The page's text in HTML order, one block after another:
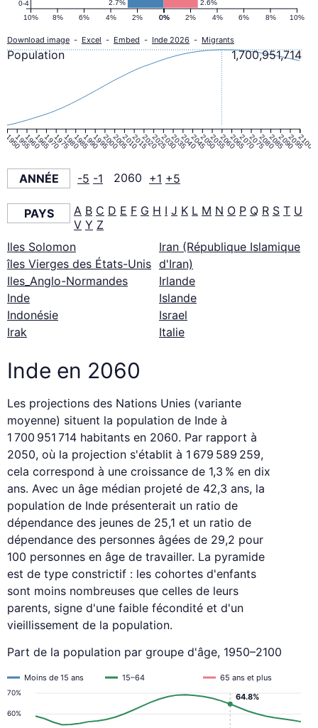
2.6%
2.7%
0% 2% 4% 6% 8% 10%
10% 8% 6% 4% 2% 0%
0-4
Download image - Excel - Embed - Inde 2026 - Migrants
1950195519601965197019751980198519901995200020052010201520202025203020352040204520502055206020652070207520802085209020952100
1,700,951,714
Population
ANNÉE -5 -1 2060 +1 +5
PAYS A B C D E F G H I J K L M N O P Q R S T U
V Y Z
Iles Solomon
îles Vierges des États-Unis
Iles_Anglo-Normandes
Inde
Indonésie
Irak
Iran (République Islamique
d'Iran)
Irlande
Islande
Israel
Italie
Inde en 2060
Les projections des Nations Unies (variante
moyenne) situent la population de Inde à
1 700 951 714 habitants en 2060. Par rapport à
2050, où la projection s'établit à 1 679 589 259,
cela correspond à une croissance de 1,3 % en dix
ans. Avec un âge médian projeté de 42,3 ans, la
population de Inde présenterait un ratio de
dépendance des jeunes de 25,1 et un ratio de
dépendance des personnes âgées de 29,2 pour
100 personnes en âge de travailler. La pyramide
est de type constrictif : les cohortes d'enfants
sont moins nombreuses que celles de leurs
parents, signe d'une faible fécondité et d'un
vieillissement de la population.
Part de la population par groupe d'âge, 1950–2100
60%
70%
Moins de 15 ans 15–64 65 ans et plus
64.8%